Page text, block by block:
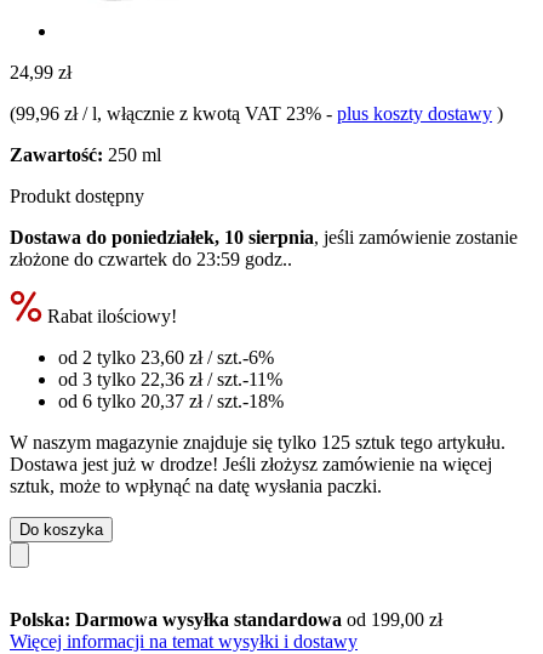
24,99 zł
(99,96 zł / l, włącznie z kwotą VAT 23% - plus koszty dostawy )
Zawartość: 250 ml
Produkt dostępny
Dostawa do poniedziałek, 10 sierpnia, jeśli zamówienie zostanie
złożone do czwartek do 23:59 godz..
Rabat ilościowy!
od 2 tylko 23,60 zł/ szt.-6%
od 3 tylko 22,36 zł/ szt.-11%
od 6 tylko 20,37 zł/ szt.-18%
W naszym magazynie znajduje się tylko 125 sztuk tego artykułu.
Dostawa jest już w drodze! Jeśli złożysz zamówienie na więcej
sztuk, może to wpłynąć na datę wysłania paczki.
Do koszyka
Polska: Darmowa wysyłka standardowa od 199,00 zł
Więcej informacji na temat wysyłki i dostawy